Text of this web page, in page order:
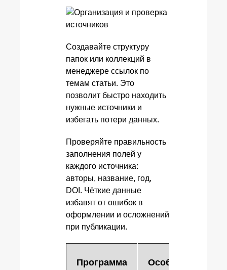
Создавайте структуру
папок или коллекций в
менеджере ссылок по
темам статьи. Это
позволит быстро находить
нужные источники и
избегать потери данных.
Проверяйте правильность
заполнения полей у
каждого источника:
авторы, название, год,
DOI. Чёткие данные
избавят от ошибок в
оформлении и осложнений
при публикации.
Программа Особенности